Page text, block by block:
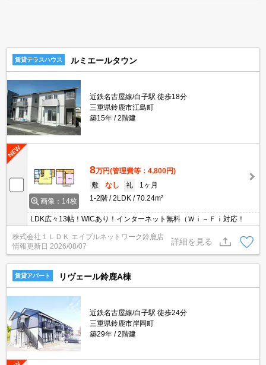
賃貸テラスハウス ルミエールタウン
近鉄名古屋線/白子駅 徒歩18分
三重県鈴鹿市江島町
築15年
2階建
画像：14枚
8万円(管理費等：4,800円)
敷
なし 礼
1ヶ月
1-2階
2LDK 70.24m²
LDK広々13帖！WICあり！インターネット無料（Ｗｉ－Ｆｉ対応！
株式会社１ＬＤＫ エイブルネットワーク鈴鹿店
情報更新日 2026/08/07
詳細を見る
賃貸アパート リヴェール鈴鹿A棟
近鉄名古屋線/白子駅 徒歩24分
三重県鈴鹿市岸岡町
築29年
2階建